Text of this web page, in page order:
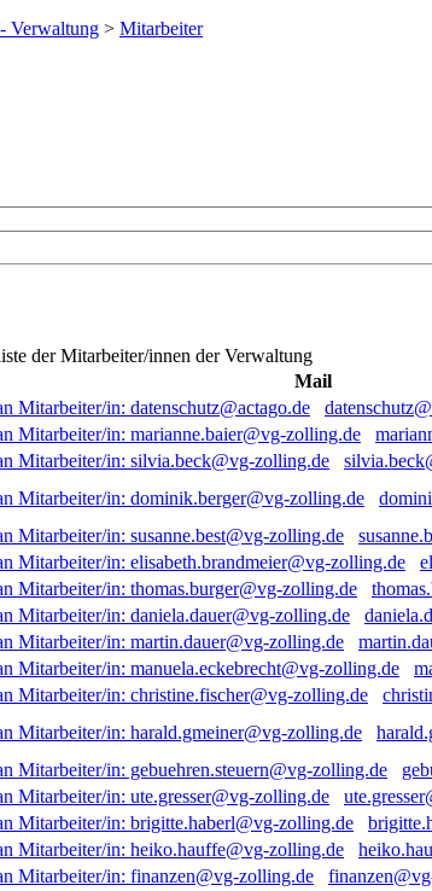
Verwaltung > Mitarbeiter
der Mitarbeiter/innen der Verwaltung
Mail